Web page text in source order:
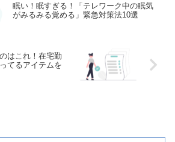
眠い！眠すぎる！「テレワーク中の眠気
がみるみる覚める」緊急対策法10選
はこれ！在宅勤
てるアイテムを